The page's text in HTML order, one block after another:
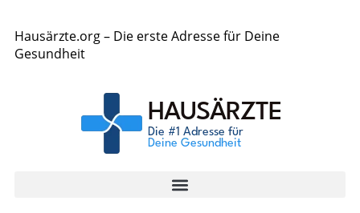
Hausärzte.org – Die erste Adresse für Deine
Gesundheit